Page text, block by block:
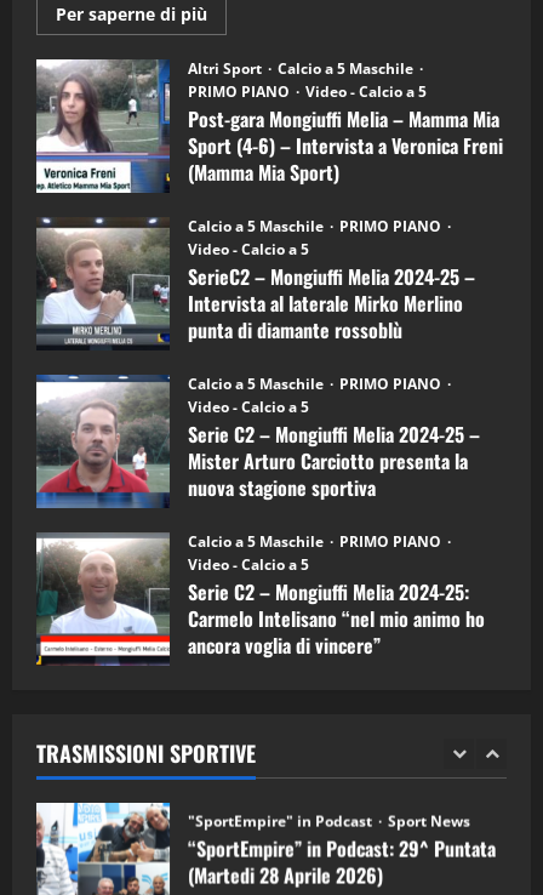
Per saperne di più
informazioni
Post-
gara
Mongiuffi
Melia
–
Mamma
Mia
Sport
6)
–
Intervista
a
mister
Arturo
Carciotto
(Mongiuffi
Altri Sport
Calcio a 5 Maschile
PRIMO PIANO
Video - Calcio a 5
Post-gara Mongiuffi Melia – Mamma Mia
Sport (4-6) – Intervista a Veronica Freni
(Mamma Mia Sport)
Calcio a 5 Maschile
PRIMO PIANO
Video - Calcio a 5
SerieC2 – Mongiuffi Melia 2024-25 –
Intervista al laterale Mirko Merlino
punta di diamante rossoblù
Calcio a 5 Maschile
PRIMO PIANO
Video - Calcio a 5
Serie C2 – Mongiuffi Melia 2024-25 –
Mister Arturo Carciotto presenta la
nuova stagione sportiva
Calcio a 5 Maschile
PRIMO PIANO
Video - Calcio a 5
Serie C2 – Mongiuffi Melia 2024-25:
Carmelo Intelisano “nel mio animo ho
ancora voglia di vincere”
TRASMISSIONI SPORTIVE
3
"SportEmpire" in Podcast
“SportEmpire” in Podcast: 28^ Puntata
(Martedi 21 Aprile 2026)
21/04/2026
4
“SportEmpire” in Podcast: 27^ Puntata
(Martedi 14 Aprile 2026)
15/04/2026
5
“SportEmpire” in Podcast: 26^ Puntata
(Martedi 07 Aprile 2026)
08/04/2026
1
“SportEmpire” in Podcast: 30^ Puntata
(Martedi 05 Maggio 2026)
08/05/2026
2 28/04/2026
"SportEmpire" in Podcast
“SportEmpire” in Podcast: 28^ Puntata
(Martedi 21 Aprile 2026)